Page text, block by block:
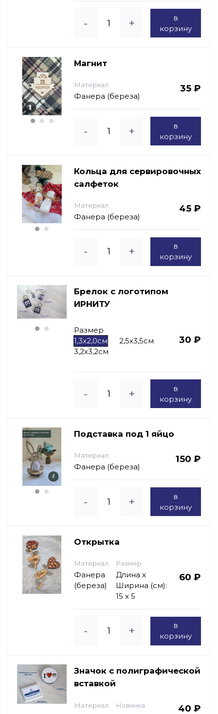
- +
в
корзину
Магнит
Материал
Фанера (береза)
35 ₽
- +
в
корзину
Кольца для сервировочных
салфеток
Материал
Фанера (береза)
45 ₽
- +
в
корзину
Брелок с логотипом
ИРНИТУ
Размер
1,3х2,0см
2,5х3,5см
3,2х3,2см
30 ₽
- +
в
корзину
Подставка под 1 яйцо
Материал
Фанера (береза)
150 ₽
- +
в
корзину
Открытка
Материал
Фанера
(береза)
Размер
Длина х
Ширина (см):
15 х 5
60 ₽
- +
в
корзину
Значок с полиграфической
вставкой
Материал Новинка 40 ₽